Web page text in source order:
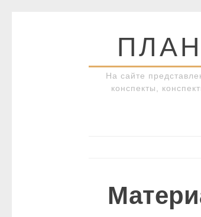
На сайте
конспекты,